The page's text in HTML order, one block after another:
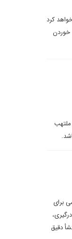
کرد
خوردن
ملتهب
برای
دقیق